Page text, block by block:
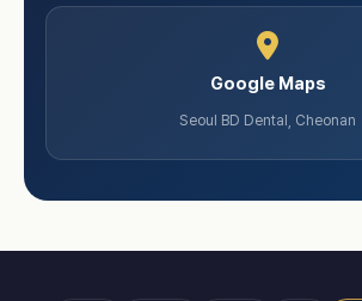
Google Maps
Seoul BD Dental, Cheonan